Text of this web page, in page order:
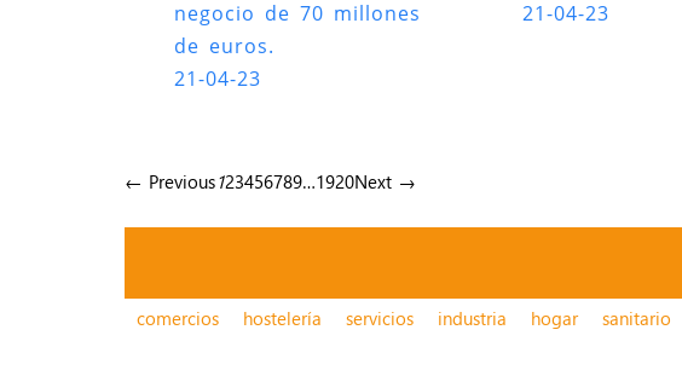
negocio de 70 millones
de euros.
21-04-23
21-04-23
← Previous123456789…1920Next →
comercios hostelería servicios industria hogar sanitario